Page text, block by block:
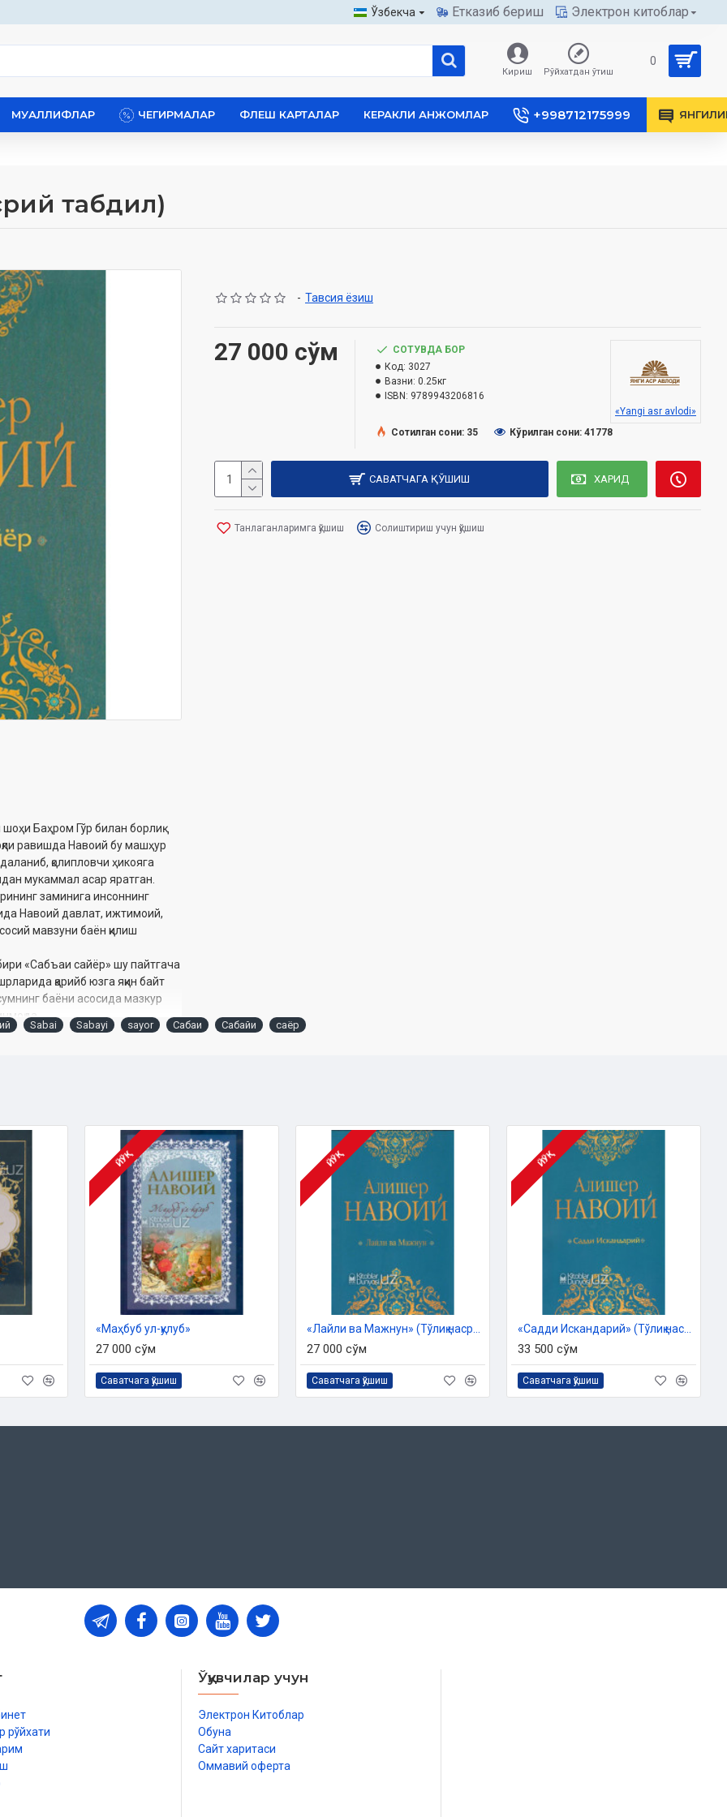
Ўзбекча Етказиб бериш Электрон китоблар
Кириш Рўйхатдан ўтиш
0
МУАЛЛИФЛАР ЧЕГИРМАЛАР ФЛЕШ КАРТАЛАР КЕРАКЛИ АНЖОМЛАР +998712175999
табдил)
Баҳром Гўр билан борлиқ
равишда Навоий бу машҳур
қолипловчи ҳикояга
мукаммал асар яратган.
заминига инсоннинг
Навоий давлат, ижтимоий,
мавзуни баён қилиш
«Сабъаи сайёр» шу пайтгача
қарийб юзга яқин байт
баёни асосида мазкур
- Тавсия ёзиш
27 000 сўм
СОТУВДА БОР
Код: 3027
Вазни: 0.25кг
ISBN: 9789943206816
«Yangi asr avlodi»
Сотилган сони: 35
Кўрилган сони: 41778
САВАТЧАГА ҚЎШИШ ХАРИД
Танлаганларимга қўшиш Солиштириш учун қўшиш
Sabai Sabayi sayor Сабаи Сабайи саёр
ЙЎҚ
«Маҳбуб ул-қулуб»
27 000 сўм
Саватчага қўшиш
ЙЎҚ
27 000 сўм
Саватчага қўшиш
ЙЎҚ
33 500 сўм
Саватчага қўшиш
рўйхати
Ўқувчилар учун
Электрон Китоблар
Обуна
Сайт харитаси
Оммавий оферта